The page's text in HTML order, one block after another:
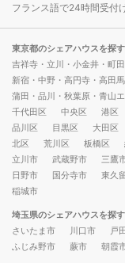
フランス語で24時間受付
東京都のシェアハウスを探す
吉祥寺・立川・小金井・町
新宿・中野・高円寺・高田
蒲田・品川・秋葉原・青山
千代田区
中央区 港区
品川区
目黒区 大田区
北区
荒川区 板橋区
立川市
武蔵野市 三鷹
日野市
国分寺市 東久
稲城市
埼玉県のシェアハウスを探す
さいたま市
川口市 戸
ふじみ野市
蕨市 朝霞